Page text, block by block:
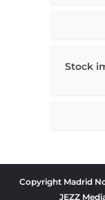
Stock
Copyright Madrid
JEZZ